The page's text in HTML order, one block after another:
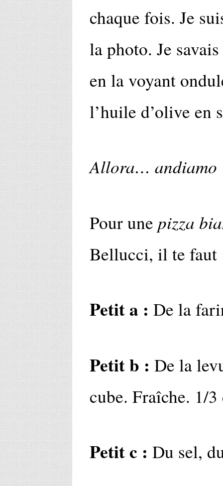
chaque fois. Je
la photo. Je
en la voyant
l’huile d’olive en
Allora… andiamo
Pour une pizza
Bellucci, il te faut
Petit a : De la
Petit b : De la
cube. Fraîche. 1/
Petit c : Du sel,